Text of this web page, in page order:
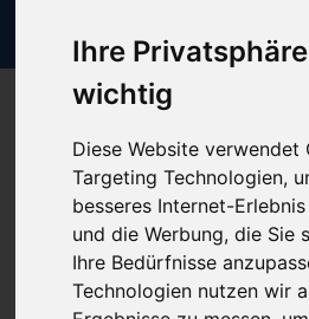
Ihre
wichtig
Diese Website verwendet
Targeting Technologien,
besseres Internet-
und die Werbung, die Sie
Ihre Bedürfnisse
Technologien nutzen wir
Produkt
günstigster